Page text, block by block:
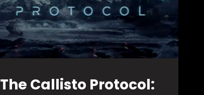
The Callisto Protocol: